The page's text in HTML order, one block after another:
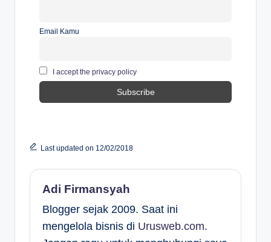
Email Kamu
I accept the privacy policy
Last updated on 12/02/2018
Adi Firmansyah
Blogger sejak 2009. Saat ini
mengelola bisnis di Urusweb.com.